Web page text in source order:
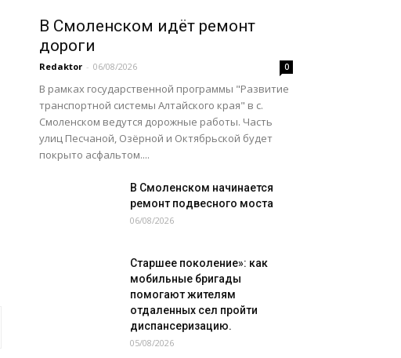
В Смоленском идёт ремонт
дороги
Redaktor - 06/08/2026 0
В рамках государственной программы "Развитие
транспортной системы Алтайского края" в с.
Смоленском ведутся дорожные работы. Часть
улиц Песчаной, Озёрной и Октябрьской будет
покрыто асфальтом....
В Смоленском начинается
ремонт подвесного моста
06/08/2026
Старшее поколение»: как
мобильные бригады
помогают жителям
отдаленных сел пройти
диспансеризацию.
05/08/2026